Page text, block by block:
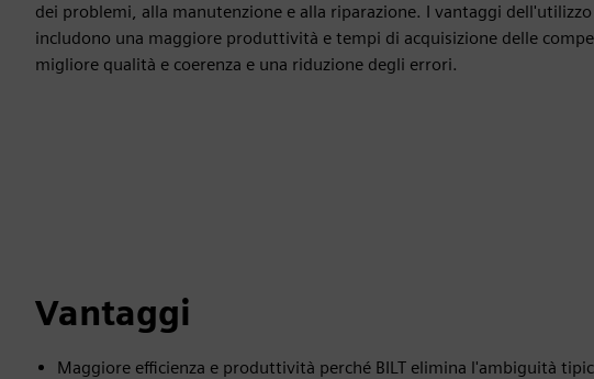
dei problemi, alla manutenzione e alla riparazione. I vantaggi dell'utilizzo
includono una maggiore produttività e tempi di acquisizione delle
migliore qualità e coerenza e una riduzione degli errori.
Vantaggi
Maggiore efficienza e produttività perché BILT elimina l'ambiguità